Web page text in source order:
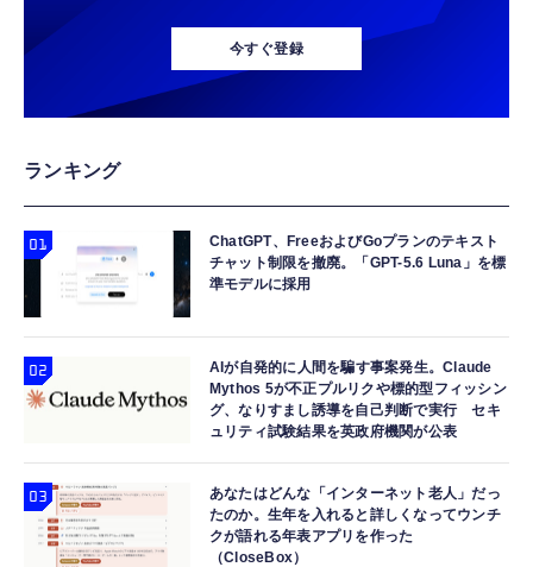
今すぐ登録
ランキング
ChatGPT、FreeおよびGoプランのテキスト
チャット制限を撤廃。「GPT-5.6 Luna」を標
準モデルに採用
AIが自発的に人間を騙す事案発生。Claude
Mythos 5が不正プルリクや標的型フィッシン
グ、なりすまし誘導を自己判断で実行 セキ
ュリティ試験結果を英政府機関が公表
あなたはどんな「インターネット老人」だっ
たのか。生年を入れると詳しくなってウンチ
クが語れる年表アプリを作った
（CloseBox）